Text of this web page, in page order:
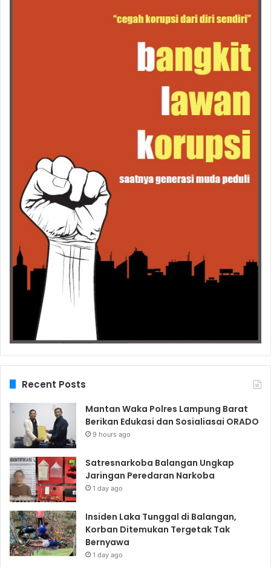
Recent Posts
Mantan Waka Polres Lampung Barat
Berikan Edukasi dan Sosialiasai ORADO
9 hours ago
Satresnarkoba Balangan Ungkap
Jaringan Peredaran Narkoba
1 day ago
Insiden Laka Tunggal di Balangan,
Korban Ditemukan Tergetak Tak
Bernyawa
1 day ago